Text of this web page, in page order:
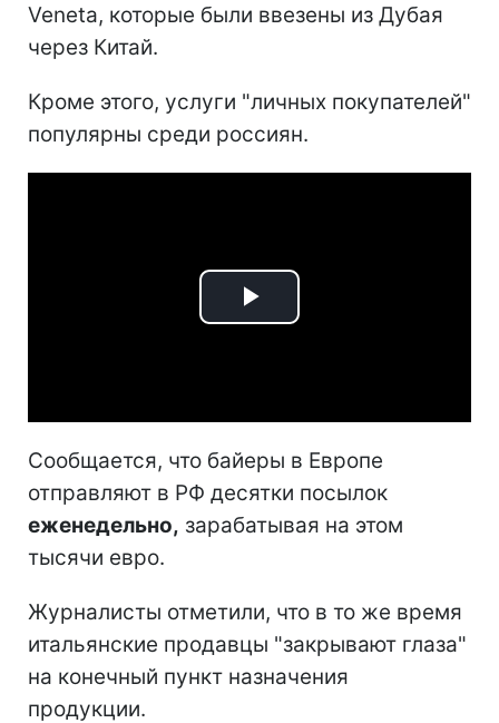
Veneta, которые были ввезены из Дубая
через Китай.
Кроме этого, услуги "личных покупателей"
популярны среди россиян.
Play
Сообщается, что байеры в Европе
отправляют в РФ десятки посылок
еженедельно, зарабатывая на этом
тысячи евро.
Журналисты отметили, что в то же время
итальянские продавцы "закрывают глаза"
на конечный пункт назначения
продукции.